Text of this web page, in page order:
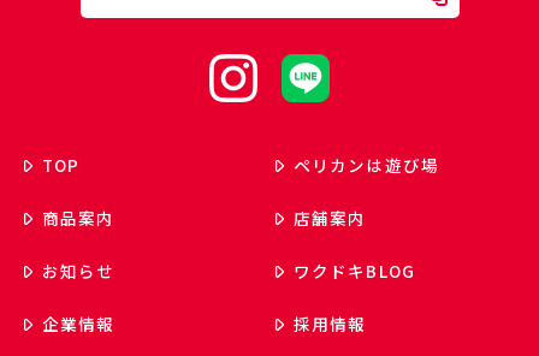
TOP ペリカンは遊び場
商品案内 店舗案内
お知らせ ワクドキBLOG
企業情報 採用情報